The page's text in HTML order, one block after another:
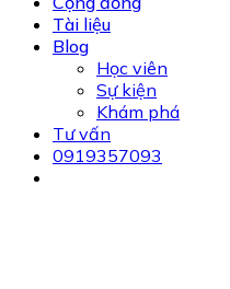
Tài liệu
Blog
Học viên
Sự kiện
Khám phá
Tư vấn
0919357093